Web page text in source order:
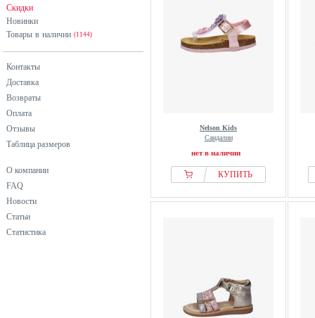
Скидки
Новинки
Товары в наличии (1144)
Контакты
Доставка
Возвраты
Оплата
Отзывы
Таблица размеров
О компании
FAQ
Новости
Статьи
Статистика
Nelson Kids
Сандалии
нет в наличии
КУПИТЬ